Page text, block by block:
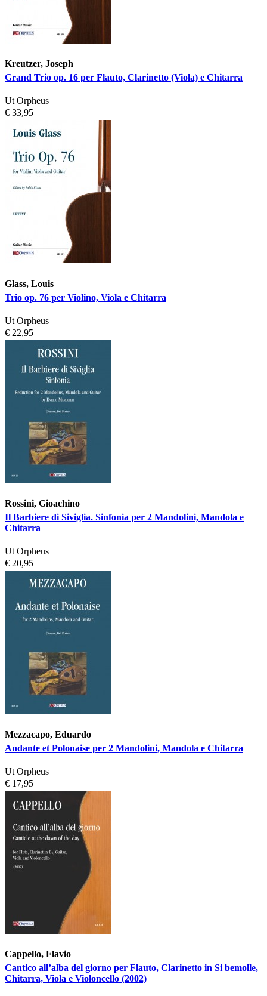
Kreutzer, Joseph
Grand Trio op. 16 per Flauto, Clarinetto (Viola) e Chitarra
Ut Orpheus
€ 33,95
Glass, Louis
Trio op. 76 per Violino, Viola e Chitarra
Ut Orpheus
€ 22,95
Rossini, Gioachino
Il Barbiere di Siviglia. Sinfonia per 2 Mandolini, Mandola e
Chitarra
Ut Orpheus
€ 20,95
Mezzacapo, Eduardo
Andante et Polonaise per 2 Mandolini, Mandola e Chitarra
Ut Orpheus
€ 17,95
Cappello, Flavio
Cantico all’alba del giorno per Flauto, Clarinetto in Si bemolle,
Chitarra, Viola e Violoncello (2002)